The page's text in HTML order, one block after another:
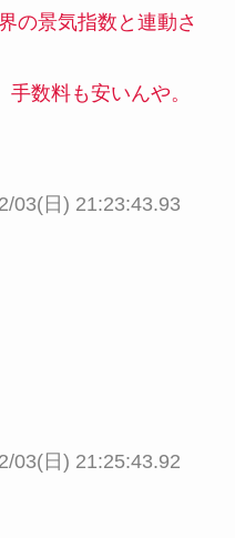
の景気指数と連動さ
数料も安いんや。
03(日) 21:23:43.93
03(日) 21:25:43.92